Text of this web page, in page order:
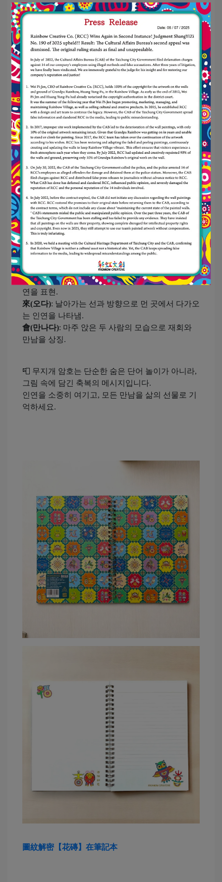
🌟무지개 타일 암호｜인연이 찾아와 만
나다 (有緣來相會)
이 꽃 타일에는 "有緣來相會"라는 따뜻한 축복의 메
시지가 담겨 있습니다.
화려한 두 마리 새가 각각의 사람을 태우고 꽃밭에
서 만납니다.
이것은 단순한 우연이 아니라, 운명으로 엮인 만남
입니다.
자세히 보면 "有(있다)", "緣(인연)", "來(오다)", "會
(만나다)"라는 글자가
디자인에巧妙히 숨겨져 있어 의미를 더합니다.
🧡디자인 속의 비밀
有(있다)
: 마주보는 두 새로 운명적 만남을 상징.
緣(인연): 날개짓과 꽃의 형태로 꽃처럼 피어나는 인
연을 표현.
來(오다): 날아가는 선과 방향으로 먼 곳에서 다가오
는 인연을 나타냄.
會(만나다): 마주 앉은 두 사람의 모습으로 재회와
만남을 상징.
📮 무지개 암호는 단순한 숨은 단어 놀이가 아니라,
그림 속에 담긴 축복의 메시지입니다.
인연을 소중히 여기고, 모든 만남을 삶의 선물로 기
억하세요.
圖紋解密【花磚】在筆記本